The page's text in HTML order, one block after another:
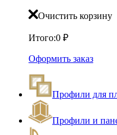
Очистить корзину
Итого:0 ₽
Оформить заказ
Профили для
Профили и